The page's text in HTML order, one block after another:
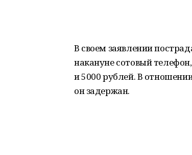
В своем заявлении
накануне сотовый
и 5000 рублей. В
он задержан.